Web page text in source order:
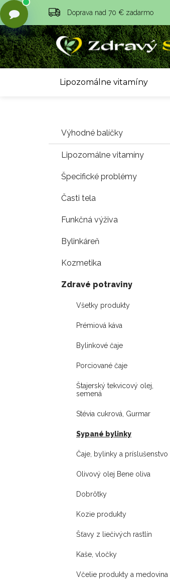
Doprava nad 70 € zadarmo
Lipozomálne vitamíny
Výhodné balíčky
Lipozomálne vitamíny
Špecifické problémy
Časti tela
Funkčná výživa
Bylinkáreň
Kozmetika
Zdravé potraviny
Všetky produkty
Prémiová káva
Bylinkové čaje
Porciované čaje
Štajerský tekvicový olej,
semená
Stévia cukrová, Gurmar
Sypané bylinky
Čaje, bylinky a príslušenstvo
Olivový olej Bene oliva
Dobrôtky
Kozie produkty
Šťavy z liečivých rastlín
Kaše, vločky
Včelie produkty a medovina